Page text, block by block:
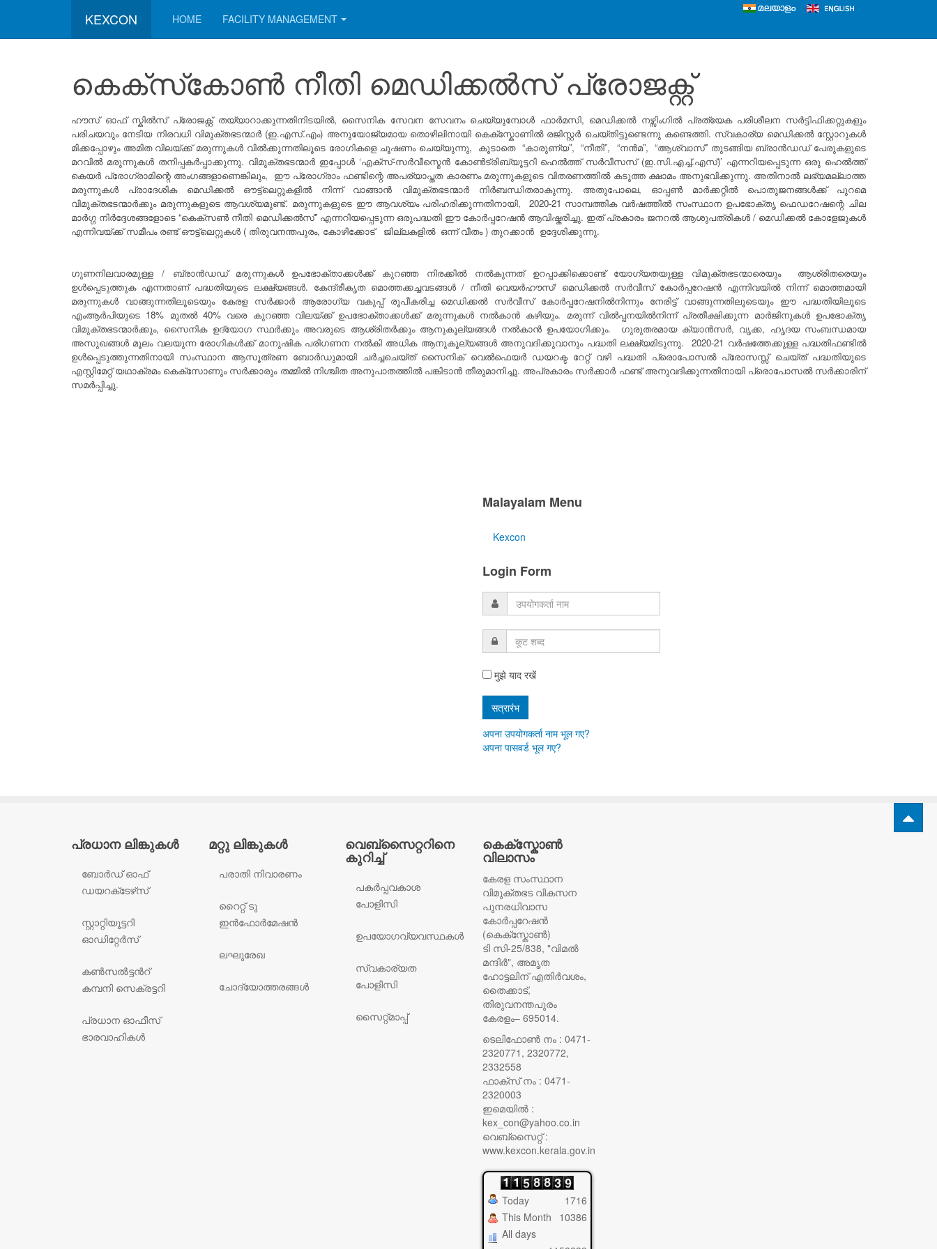
KEXCON HOME FACILITY MANAGEMENT
കെക്‌സ്‌കോൺ നീതി മെഡിക്കൽസ് പ്രോജക്റ്റ്
ഹൗസ് ഓഫ് സ്കിൽസ് പ്രോജക്റ്റ് തയ്യാറാക്കുന്നതിനിടയിൽ, സൈനിക സേവന സേവനം ചെയ്യുമ്പോൾ ഫാർമസി, മെഡിക്കൽ നഴ്സിംഗിൽ പ്രത്യേക പരിശീലന സർട്ടിഫിക്കറ്റുകളും
പരിചയവും നേടിയ നിരവധി വിമുക്തഭടന്മാർ (ഇ.എസ്.എം) അനുയോജ്യമായ തൊഴിലിനായി കെക്സ്കോണിൽ രജിസ്റ്റർ ചെയ്തിട്ടുണ്ടെന്നു കണ്ടെത്തി. സ്വകാര്യ മെഡിക്കൽ സ്റ്റോറുകൾ
മിക്കപ്പോഴും അമിത വിലയ്ക്ക് മരുന്നുകൾ വിൽക്കുന്നതിലൂടെ രോഗികളെ ചൂഷണം ചെയ്യുന്നു, കൂടാതെ “കാരുണ്യ”, “നീതി”, “നൻമ”, “ആശ്വാസ്” തുടങ്ങിയ ബ്രാൻഡഡ് പേരുകളുടെ
മറവിൽ മരുന്നുകൾ തനിപ്പകർപ്പാക്കുന്നു. വിമുക്തഭടന്മാർ ഇപ്പോൾ ‘എക്സ്-സർവീസ്മെൻ കോൺട്രിബ്യൂട്ടറി ഹെൽത്ത് സർവീസസ് (ഇ.സി‌.എച്ച്.എസ്)’ എന്നറിയപ്പെടുന്ന ഒരു ഹെൽത്ത്
കെയർ പ്രോഗ്രാമിന്റെ അംഗങ്ങളാണെങ്കിലും, ഈ പ്രോഗ്രാം ഫണ്ടിന്റെ അപര്യാപ്തത കാരണം മരുന്നുകളുടെ വിതരണത്തിൽ കടുത്ത ക്ഷാമം അനുഭവിക്കുന്നു. അതിനാൽ ലഭ്യമല്ലാത്ത
മരുന്നുകൾ പ്രാദേശിക മെഡിക്കൽ ഔട്ട്ലെറ്റുകളിൽ നിന്ന് വാങ്ങാൻ വിമുക്തഭടന്മാർ നിർബന്ധിതരാകുന്നു. അതുപോലെ, ഓപ്പൺ മാർക്കറ്റിൽ പൊതുജനങ്ങൾക്ക് പുറമെ
വിമുക്തഭടന്മാർക്കും മരുന്നുകളുടെ ആവശ്യമുണ്ട്. മരുന്നുകളുടെ ഈ ആവശ്യം പരിഹരിക്കുന്നതിനായി, 2020-21 സാമ്പത്തിക വർഷത്തിൽ സംസ്ഥാന ഉപഭോക്തൃ ഫെഡറേഷന്റെ ചില
മാർഗ്ഗ നിർദ്ദേശങ്ങളോടെ “കെക്സൺ നീതി മെഡിക്കൽസ്” എന്നറിയപ്പെടുന്ന ഒരുപദ്ധതി ഈ കോർപ്പറേഷൻ ആവിഷ്കരിച്ചു. ഇത് പ്രകാരം ജനറൽ ആശുപത്രികൾ / മെഡിക്കൽ കോളേജുകൾ
എന്നിവയ്‌ക്ക് സമീപം രണ്ട് ഔട്ട്ലെറ്റുകൾ ( തിരുവനന്തപുരം, കോഴിക്കോട് ജില്ലകളിൽ ഒന്ന് വീതം ) തുറക്കാൻ ഉദ്ദേശിക്കുന്നു.
ഗുണനിലവാരമുള്ള / ബ്രാൻഡഡ് മരുന്നുകൾ ഉപഭോക്താക്കൾക്ക് കുറഞ്ഞ നിരക്കിൽ നൽകുന്നത് ഉറപ്പാക്കിക്കൊണ്ട് യോഗ്യതയുള്ള വിമുക്തഭടന്മാരെയും ആശ്രിതരെയും
ഉൾപ്പെടുത്തുക എന്നതാണ് പദ്ധതിയുടെ ലക്ഷ്യങ്ങൾ. കേന്ദ്രീകൃത മൊത്തക്കച്ചവടങ്ങൾ / നീതി വെയർഹൗസ്/ മെഡിക്കൽ സർവീസ് കോർപ്പറേഷൻ എന്നിവയിൽ നിന്ന് മൊത്തമായി
മരുന്നുകൾ വാങ്ങുന്നതിലൂടെയും കേരള സർക്കാർ ആരോഗ്യ വകുപ്പ് രൂപീകരിച്ച മെഡിക്കൽ സർവീസ് കോർപ്പറേഷനിൽനിന്നും നേരിട്ട് വാങ്ങുന്നതിലൂടെയും ഈ പദ്ധതിയിലൂടെ
എംആർപിയുടെ 18% മുതൽ 40% വരെ കുറഞ്ഞ വിലയ്ക്ക് ഉപഭോക്താക്കൾക്ക് മരുന്നുകൾ നൽകാൻ കഴിയും. മരുന്ന് വിൽപ്പനയിൽനിന്ന് പ്രതീക്ഷിക്കുന്ന മാർജിനുകൾ ഉപഭോക്തൃ
വിമുക്തഭടന്മാർക്കും, സൈനിക ഉദ്യോഗ സ്ഥർക്കും അവരുടെ ആശ്രിതർക്കും ആനുകൂല്യങ്ങൾ നൽകാൻ ഉപയോഗിക്കും. ഗുരുതരമായ ക്യാൻസർ, വൃക്ക, ഹൃദയ സംബന്ധമായ
അസുഖങ്ങൾ മൂലം വലയുന്ന രോഗികൾക്ക് മാനുഷിക പരിഗണന നൽകി അധിക ആനുകൂല്യങ്ങൾ അനുവദിക്കുവാനും പദ്ധതി ലക്ഷ്യമിടുന്നു. 2020-21 വർഷത്തേക്കുള്ള പദ്ധതിഫണ്ടിൽ
ഉൾപ്പെടുത്തുന്നതിനായി സംസ്ഥാന ആസൂത്രണ ബോർഡുമായി ചർച്ചചെയ്ത് സൈനിക് വെൽഫെയർ ഡയറക്ട റേറ്റ് വഴി പദ്ധതി പ്രൊപോസൽ പ്രോസസ്സ് ചെയ്ത് പദ്ധതിയുടെ
എസ്റ്റിമേറ്റ് യഥാക്രമം കെക്സോണും സർക്കാരും തമ്മിൽ നിശ്ചിത അനുപാതത്തിൽ പങ്കിടാൻ തീരുമാനിച്ചു. അപ്രകാരം സർക്കാർ ഫണ്ട് അനുവദിക്കുന്നതിനായി പ്രൊപോസൽ സർക്കാരിന്
സമർപ്പിച്ചു.
Malayalam Menu
Kexcon
Login Form
मुझे याद रखें
अपना उपयोगकर्ता नाम भूल गए?
अपना पासवर्ड भूल गए?
പ്രധാന ലിങ്കുകൾ
ബോർഡ് ഓഫ്
ഡയറക്‌ടേഴ്‌സ്
സ്റ്റാറ്റിയൂട്ടറി
ഓഡിറ്റേർസ്
കൺസൽട്ടൻറ്
കമ്പനി സെക്രട്ടറി
പ്രധാന ഓഫീസ്
ഭാരവാഹികൾ
മറ്റു ലിങ്കുകൾ
പരാതി നിവാരണം
റൈറ്റ് ടു
ഇൻഫോർമേഷൻ
ലഘുരേഖ
ചോദ്യോത്തരങ്ങൾ
വെബ്സൈറ്ററിനെ
കുറിച്ച്
പകര്‍പ്പവകാശ
പോളിസി
ഉപയോഗവ്യവസ്ഥകൾ
സ്വകാര്യത
പോളിസി
സൈറ്റ്മാപ്പ്
കെക്സ്കോൺ
വിലാസം
കേരള സംസ്ഥാന
വിമുക്തഭട വികസന
പുനരധിവാസ
കോർപ്പറേഷൻ
(കെക്സ്കോൺ)
ടി സി-25/838, "വിമൽ
മന്ദിർ", അമൃത
ഹോട്ടലിന് എതിർവശം,
തൈക്കാട്,
തിരുവനന്തപുരം
കേരളം– 695014.
ടെലിഫോൺ നം : 0471-
2320771, 2320772,
2332558
ഫാക്സ് നം : 0471-
2320003
ഇമെയിൽ :
kex_con@yahoo.co.in
വെബ്സൈറ്റ് :
www.kexcon.kerala.gov.in
Today
This Month
All days
1716
10386